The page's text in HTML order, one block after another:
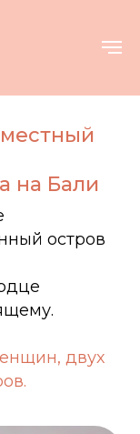
на Бали
остров
двух